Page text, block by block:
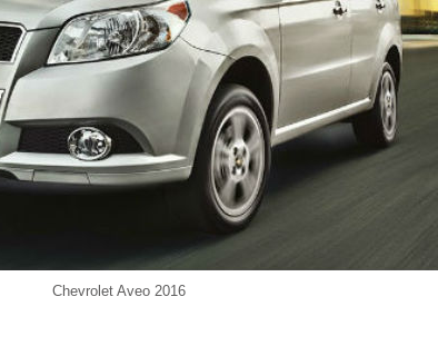
Chevrolet Aveo 2016